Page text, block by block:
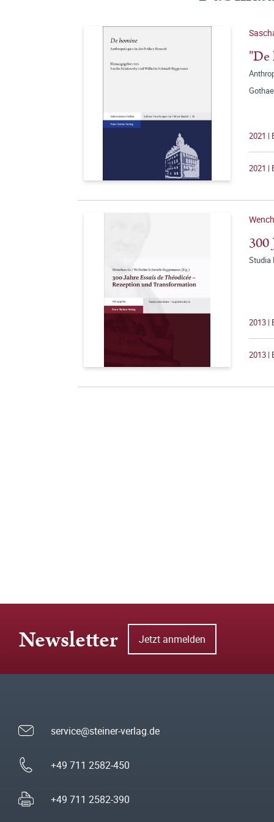
2021 |
2021 |
300
Studia
2013 |
2013 |
Newsletter Jetzt anmelden
service@steiner-verlag.de
+49 711 2582-450
+49 711 2582-390